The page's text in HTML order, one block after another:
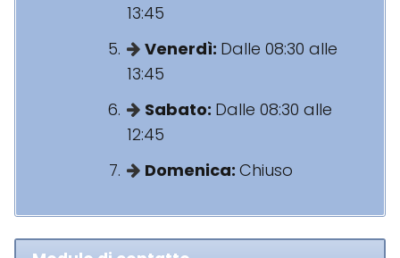
13:45
Venerdì: Dalle 08:30 alle
13:45
Sabato: Dalle 08:30 alle
12:45
Domenica: Chiuso